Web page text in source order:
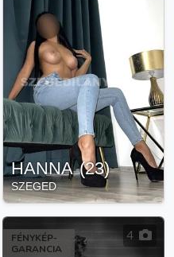
HANNA (23)
SZEGED
FÉNYKÉP-
GARANCIA
4